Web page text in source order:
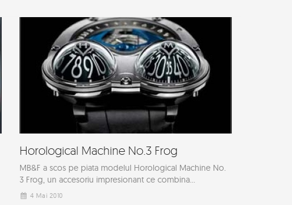
Horological Machine No.3 Frog
MB&F a scos pe piata modelul Horological Machine No.
3 Frog, un accesoriu impresionant ce combina...
4 Mai 2010